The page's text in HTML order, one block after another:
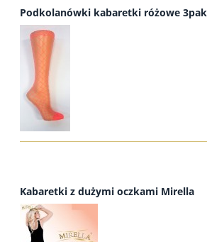
Podkolanówki kabaretki różowe
Kabaretki z dużymi oczkami Mirella